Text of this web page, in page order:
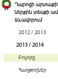
Դպրոցի
ներքին տեսքի
ձևավորում
2012 / 2013
2013 / 2014
Բոլորը
Հաղթողներ